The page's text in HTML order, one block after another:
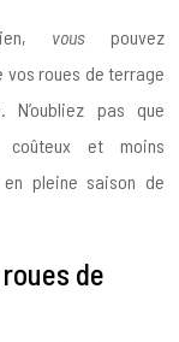
vouspouvez
vos roues de terrage
pas que
coûteux et moins
en pleine saison de
de